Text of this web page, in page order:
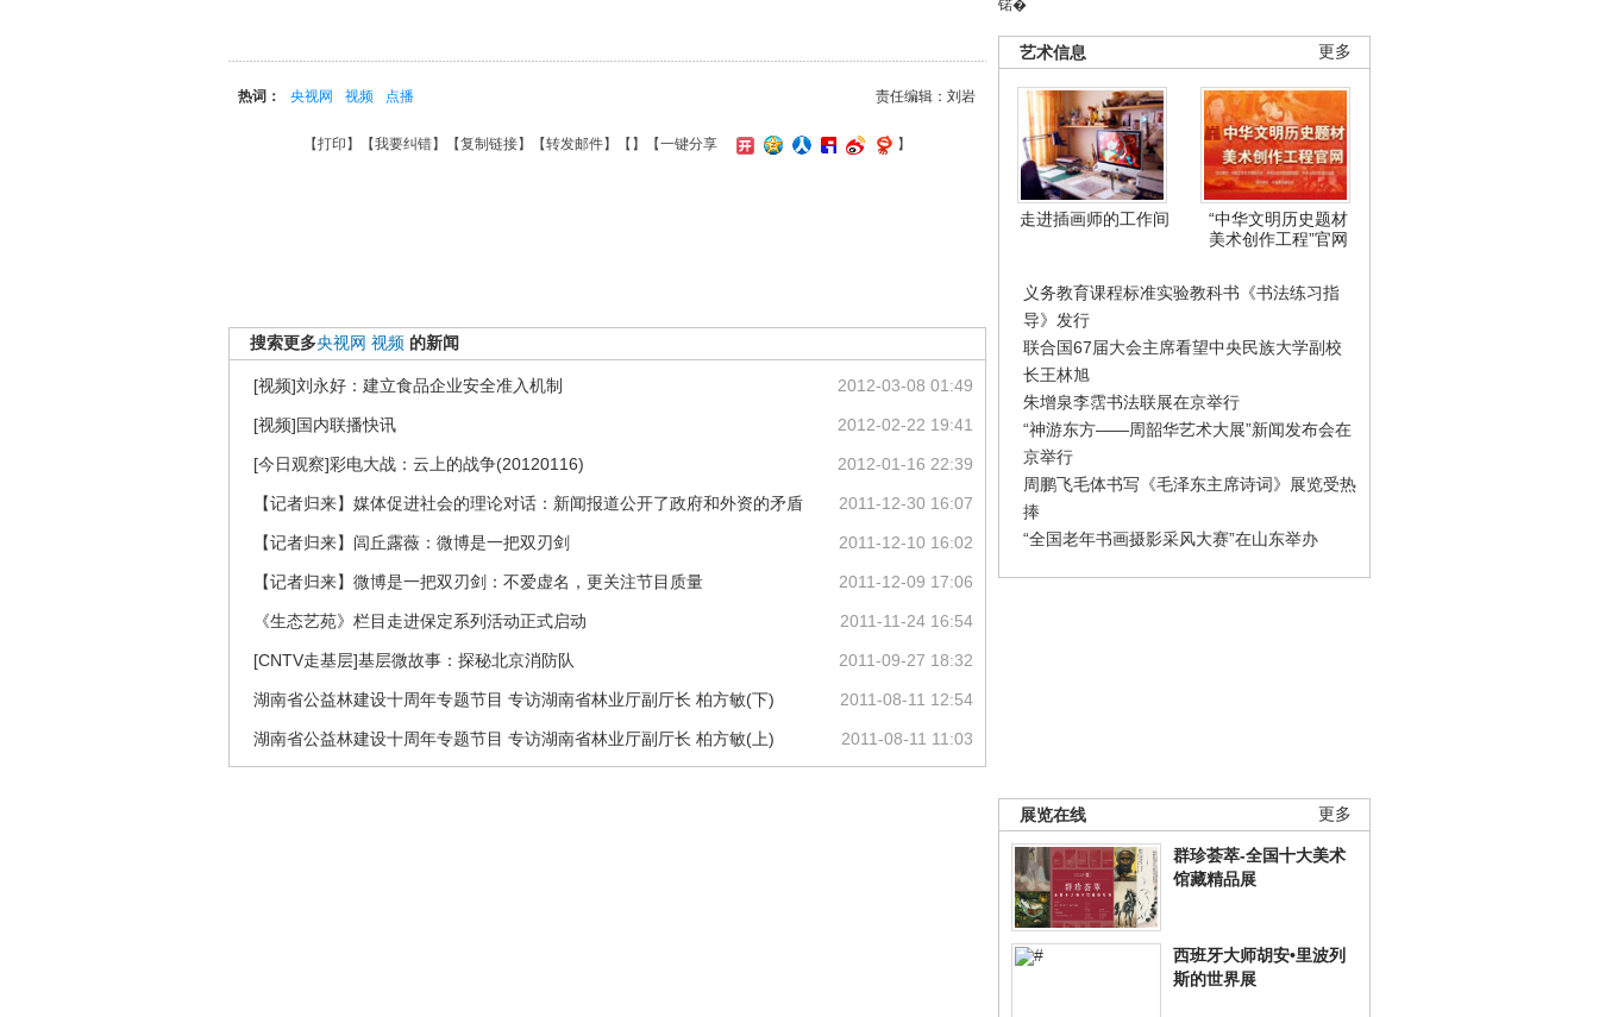
锘�
更多
艺术信息
走进插画师的工作间
“中华文明历史题材
美术创作工程”官网
义务教育课程标准实验教科书《书法练习指
导》发行
联合国67届大会主席看望中央民族大学副校
长王林旭
朱增泉李霑书法联展在京举行
“神游东方——周韶华艺术大展”新闻发布会在
京举行
周鹏飞毛体书写《毛泽东主席诗词》展览受热
捧
“全国老年书画摄影采风大赛”在山东举办
更多
展览在线
群珍荟萃-全国十大美术
馆藏精品展
西班牙大师胡安•里波列
斯的世界展
责任编辑：刘岩
热词： 央视网 视频 点播
【打印 】【我要纠错】【复制链接】【转发邮件】【 】 【一键分享 】
搜索更多央视网 视频 的新闻
2012-03-08 01:49
[视频]刘永好：建立食品企业安全准入机制
2012-02-22 19:41
[视频]国内联播快讯
2012-01-16 22:39
[今日观察]彩电大战：云上的战争(20120116)
2011-12-30 16:07
【记者归来】媒体促进社会的理论对话：新闻报道公开了政府和外资的矛盾
2011-12-10 16:02
【记者归来】闾丘露薇：微博是一把双刃剑
2011-12-09 17:06
【记者归来】微博是一把双刃剑：不爱虚名，更关注节目质量
2011-11-24 16:54
《生态艺苑》栏目走进保定系列活动正式启动
2011-09-27 18:32
[CNTV走基层]基层微故事：探秘北京消防队
2011-08-11 12:54
湖南省公益林建设十周年专题节目 专访湖南省林业厅副厅长 柏方敏(下)
2011-08-11 11:03
湖南省公益林建设十周年专题节目 专访湖南省林业厅副厅长 柏方敏(上)